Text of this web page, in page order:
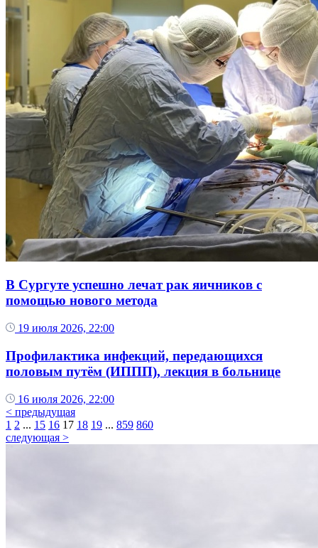
В Сургуте успешно лечат рак яичников с
помощью нового метода
19 июля 2026, 22:00
Профилактика инфекций, передающихся
половым путём (ИППП), лекция в больнице
16 июля 2026, 22:00
< предыдущая
1 2 ... 15 16 17 18 19 ... 859 860
следующая >